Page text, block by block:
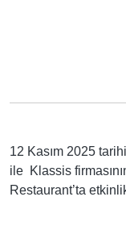
12 Kasım 2025
ile Klassis
Restaurant’ta